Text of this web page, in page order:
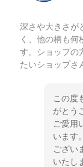
深さや大きさが
く、他の柄も何
す。ショップの
たいショップさ
この度
がとう
ご愛用
います
ござい
いたし